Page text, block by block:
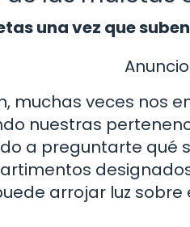
una vez que
muchas veces nos
nuestras
a preguntarte qué
arrojar luz